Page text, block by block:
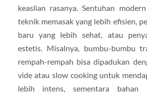
keaslian rasanya. Sentuhan
teknik memasak yang lebih efisien,
baru yang lebih sehat, atau
estetis. Misalnya, bumbu-bumbu
rempah-rempah bisa dipadukan
vide atau slow cooking untuk
lebih intens, sementara bahan